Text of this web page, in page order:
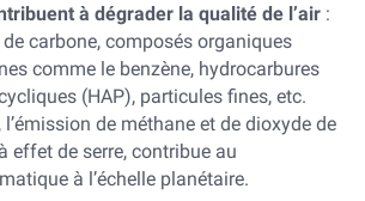
à dégrader la qualité de l’air :
carbone, composés organiques
comme le benzène, hydrocarbures
(HAP), particules fines, etc.
de méthane et de dioxyde de
effet de serre, contribue au
à l’échelle planétaire.